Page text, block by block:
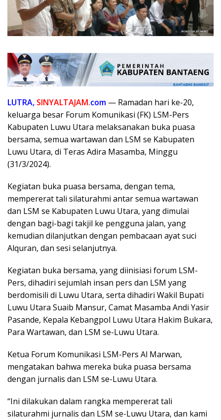
LUTRA, SINYALTAJAM.com — Ramadan hari ke-20,
keluarga besar Forum Komunikasi (FK) LSM-Pers
Kabupaten Luwu Utara melaksanakan buka puasa
bersama, semua wartawan dan LSM se Kabupaten
Luwu Utara, di Teras Adira Masamba, Minggu
(31/3/2024).
Kegiatan buka puasa bersama, dengan tema,
mempererat tali silaturahmi antar semua wartawan
dan LSM se Kabupaten Luwu Utara, yang dimulai
dengan bagi-bagi takjil ke pengguna jalan, yang
kemudian dilanjutkan dengan pembacaan ayat suci
Alquran, dan sesi selanjutnya.
Kegiatan buka bersama, yang diinisiasi forum LSM-
Pers, dihadiri sejumlah insan pers dan LSM yang
berdomisili di Luwu Utara, serta dihadiri Wakil Bupati
Luwu Utara Suaib Mansur, Camat Masamba Andi Yasir
Pasande, Kepala Kebangpol Luwu Utara Hakim Bukara,
Para Wartawan, dan LSM se-Luwu Utara.
Ketua Forum Komunikasi LSM-Pers Al Marwan,
mengatakan bahwa mereka buka puasa bersama
dengan jurnalis dan LSM se-Luwu Utara.
“Ini dilakukan dalam rangka mempererat tali
silaturahmi jurnalis dan LSM se-Luwu Utara, dan kami